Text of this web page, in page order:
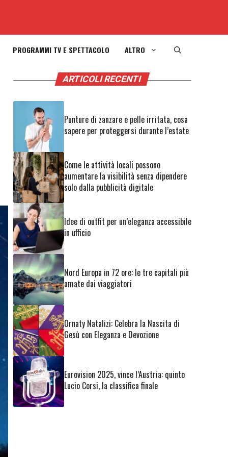
PROGRAMMI TV E SPETTACOLO ALTRO
ARTICOLI RECENTI
Punture di zanzare e pelle irritata, cosa
sapere per proteggersi durante l’estate
Come le attività locali possono
aumentare la visibilità senza dipendere
solo dalla pubblicità digitale
Idee di outfit per un’eleganza accessibile
in ufficio
Nord Europa in 72 ore: le tre capitali più
amate dai viaggiatori
Ornaty Natalizi: Celebra la Nascita di
Gesù con Eleganza e Devozione
Eurovision 2025, vince l’Austria: quinto
Lucio Corsi, la classifica finale